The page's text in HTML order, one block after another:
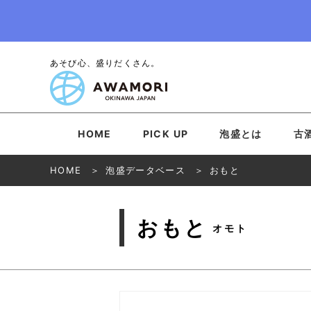
あそび心、盛りだくさん。
HOME PICK UP 泡盛とは 古
HOME 泡盛データベース おもと
おもと オモト